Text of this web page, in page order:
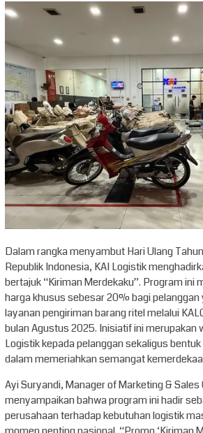
Dalam rangka menyambut Hari Ulang
Republik Indonesia, KAI Logistik
bertajuk “Kiriman Merdekaku”. Program ini
harga khusus sebesar 20% bagi
layanan pengiriman barang ritel melalui
bulan Agustus 2025. Inisiatif ini merupakan
Logistik kepada pelanggan sekaligus
dalam memeriahkan semangat
Ayi Suryandi, Manager of Marketing & Sales
menyampaikan bahwa program ini hadir
perusahaan terhadap kebutuhan logistik